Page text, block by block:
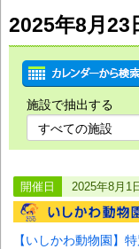
2025年8月23
施設で抽出する
開催日 2025年8月1
【いしかわ動物園】